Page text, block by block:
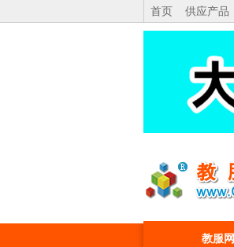
首页 供应产品
教服网